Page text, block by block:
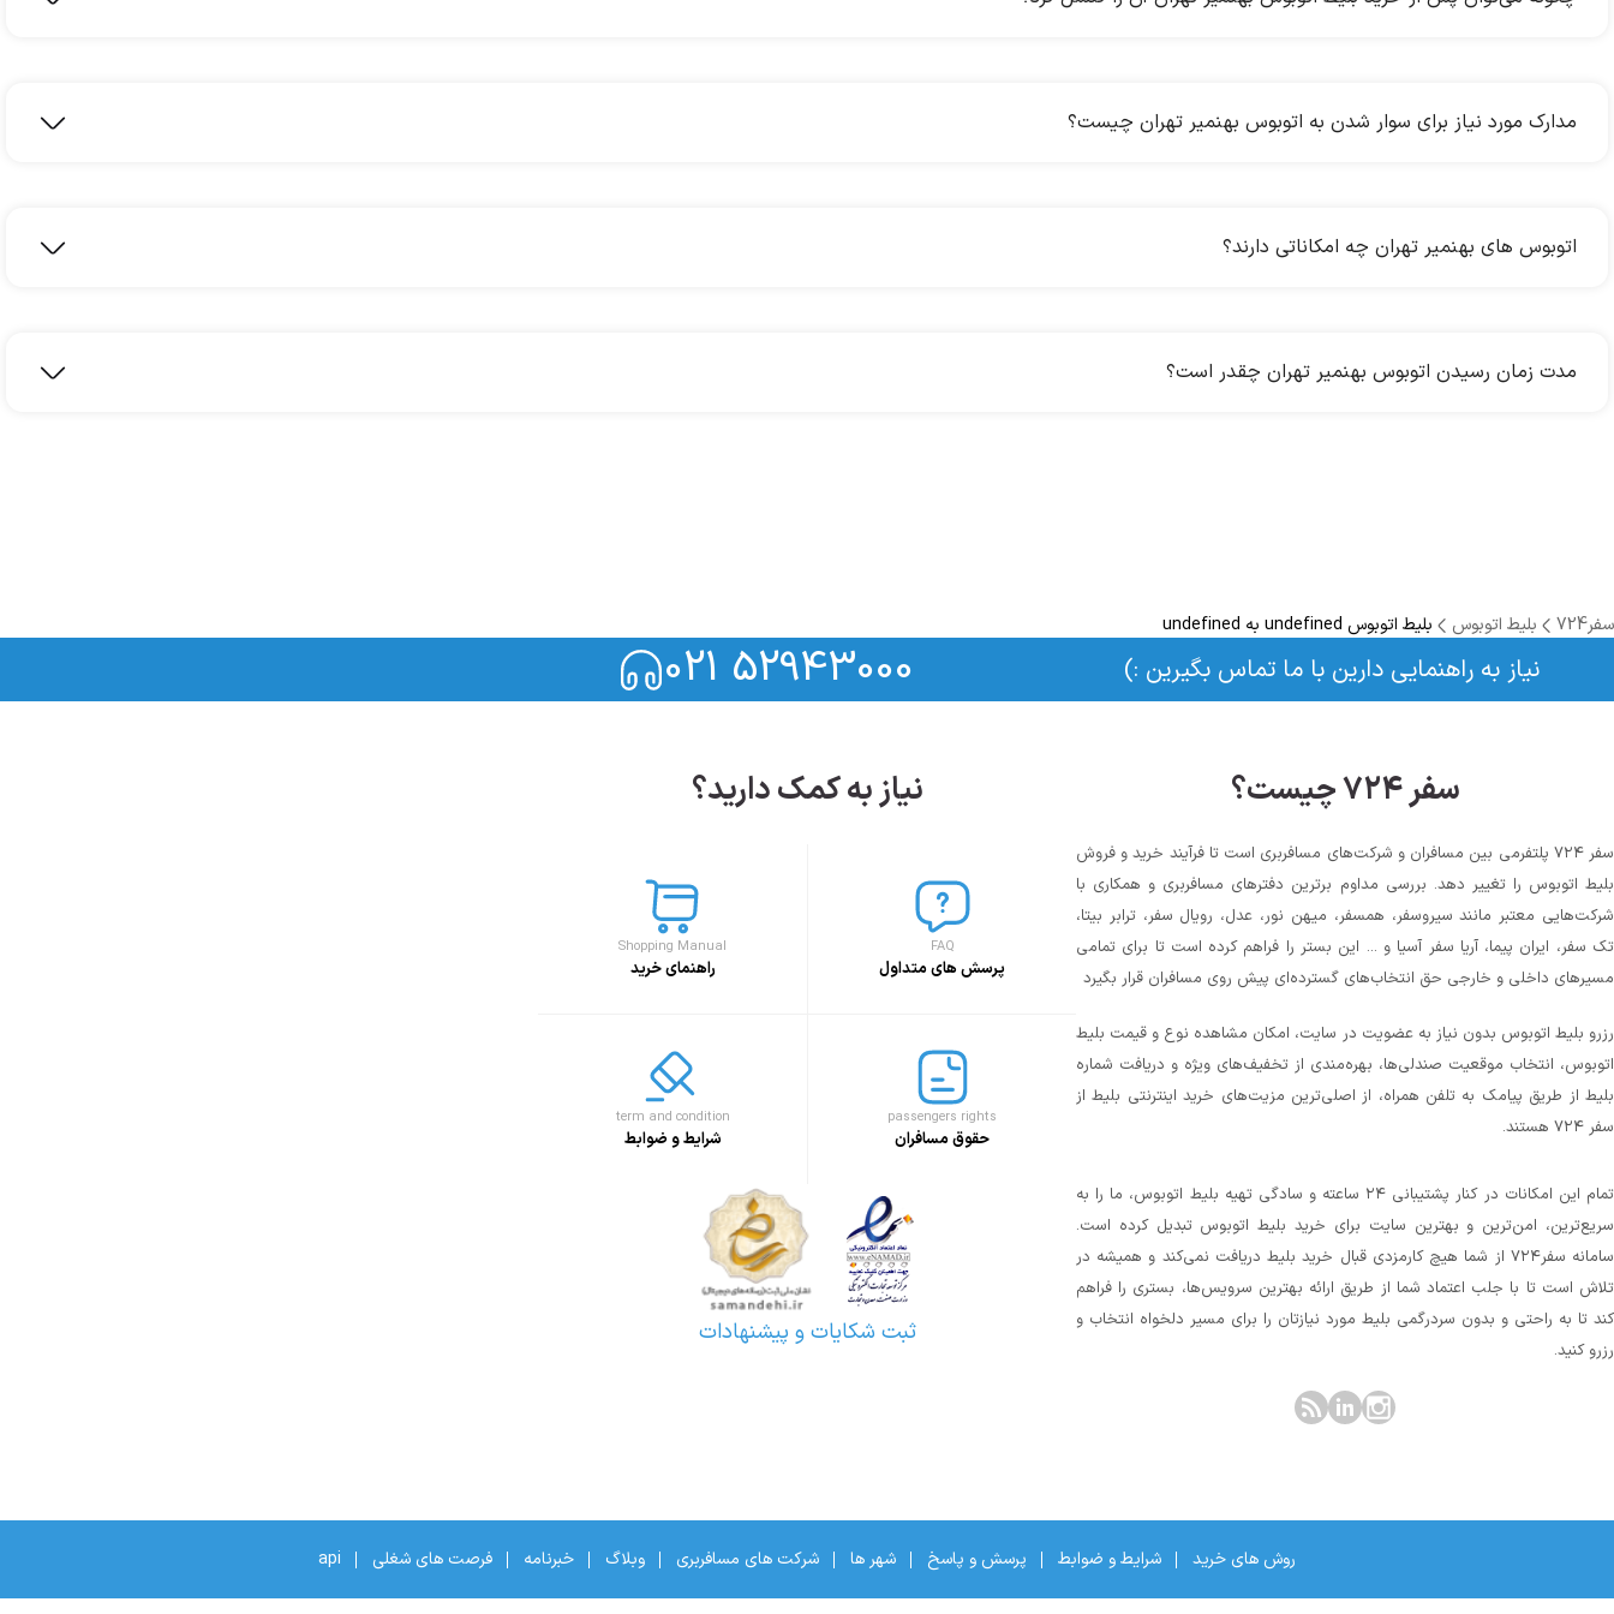
مدارک مورد نیاز برای سوار شدن به اتوبوس بهنمیر تهران چیست؟
اتوبوس های بهنمیر تهران چه امکاناتی دارند؟
مدت زمان رسیدن اتوبوس بهنمیر تهران چقدر است؟
سفر724 بلیط اتوبوس بلیط اتوبوس undefined به undefined
نیاز به راهنمایی دارین با ما تماس بگیرین :) 021 52943000
سفر ۷۲۴ چیست؟
سفر ۷۲۴ پلتفرمی بین مسافران و شرکت‌های مسافربری است تا فرآیند خرید و فروش
بلیط اتوبوس را تغییر دهد. بررسی مداوم برترین دفترهای مسافربری و همکاری با
شرکت‌هایی معتبر مانند سیروسفر، همسفر، میهن‌ نور، عدل، رویال سفر، ترابر بیتا،
تک سفر، ایران پیما، آریا سفر آسیا و ... این بستر را فراهم کرده است تا برای تمامی
مسیرهای داخلی و خارجی حق انتخاب‌های گسترده‌ای پیش روی مسافران قرار بگیرد
رزرو بلیط اتوبوس بدون نیاز به عضویت در سایت، امکان مشاهده نوع و قیمت بلیط
اتوبوس، انتخاب موقعیت صندلی‌ها، بهره‌مندی از تخفیف‌های ویژه و دریافت شماره‌
بلیط از طریق پیامک به تلفن همراه، از اصلی‌ترین مزیت‌های خرید اینترنتی بلیط از
سفر ۷۲۴ هستند.
تمام این امکانات در کنار پشتیبانی‌ ۲۴ ساعته و سادگی تهیه بلیط اتوبوس، ما را به
سریع‌ترین، امن‌ترین و بهترین سایت برای خرید بلیط اتوبوس تبدیل کرده است.
سامانه سفر۷۲۴ از شما هیچ کارمزدی قبال خرید بلیط دریافت نمی‌کند و همیشه در
تلاش است تا با جلب اعتماد شما از طریق ارائه بهترین سرویس‌ها، بستری را فراهم
کند تا به راحتی و بدون سردرگمی بلیط مورد نیازتان را برای مسیر دلخواه انتخاب و
رزرو کنید.
نیاز به کمک دارید؟
FAQ
پرسش های متداول
Shopping Manual
راهنمای خرید
passengers rights
حقوق مسافران
term and condition
شرایط و ضوابط
ثبت شکایات و پیشنهادات
روش های خرید شرایط و ضوابط پرسش و پاسخ شهر ها شرکت های مسافربری وبلاگ خبرنامه فرصت های شغلی api